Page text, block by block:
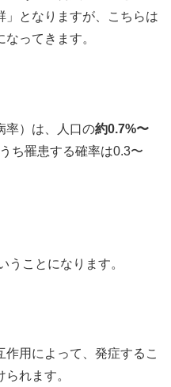
」となりますが、こちらは
なってきます。
率）は、人口の約0.7%〜
ち罹患する確率は0.3〜
うことになります。
用によって、発症するこ
れます。